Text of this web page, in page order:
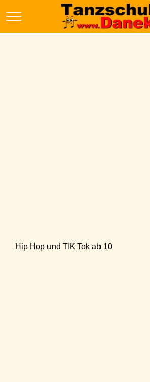
Mobile Menu Toggle
Hip Hop und TIK Tok ab 10